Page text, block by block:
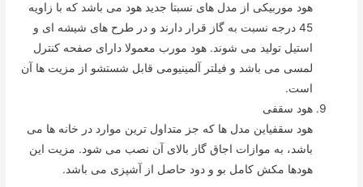
هود موربیکی از مدل های نسبتا جدید هود می باشد که با زاویه
45 درجه نسبت به گاز قرار دارند و در طرح های شیشه ای و
استیل تولید می شوند. هود مورب معمولا دارای صفحه کنترل
لمسی می باشد و فیلتر آلمینیومی قابل شستشو از مزیت ها آن
است.
هود سقفی
هود سقفیاین مدل ها که جز متداول ترین موارد در خانه ها می
باشد، به موازات اجاق گاز بالای آن نصب می شود. مزیت این
هودها مکش کامل بو و دود حاصل از آشپزی می باشد.